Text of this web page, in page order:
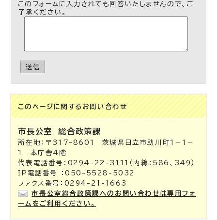
このフォームに入力されても回答いたしませんので、ご
了承ください。
送信
このページに関する お問い合わせ
市長公室 総合政策課
所在地：〒317-8601 茨城県日立市助川町1－1－
1 本庁舎4階
代表電話番号：0294-22-3111（内線：586、349）
IP電話番号 ：050-5528-5032
ファクス番号：0294-21-1663
市長公室総合政策課へのお問い合わせは専用フォ
ームをご利用ください。